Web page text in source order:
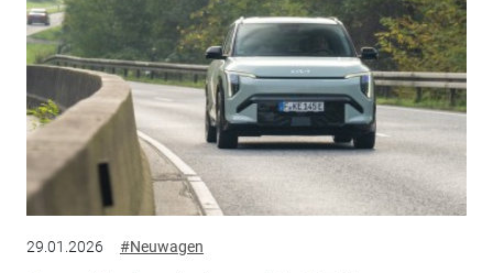
29.01.2026 #Neuwagen